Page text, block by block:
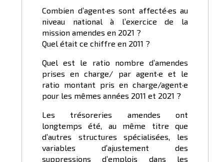
Combien d’agent·es sont affecté·es au
niveau national à l’exercice de la
mission amendes en 2021 ?
Quel était ce chiffre en 2011 ?
Quel est le ratio nombre d’amendes
prises en charge/ par agent·e et le
ratio montant pris en charge/agent·e
pour les mêmes années 2011 et 2021 ?
Les trésoreries amendes ont
longtemps été, au même titre que
d’autres structures spécialisées, les
variables d’ajustement des
suppressions d’emplois dans les